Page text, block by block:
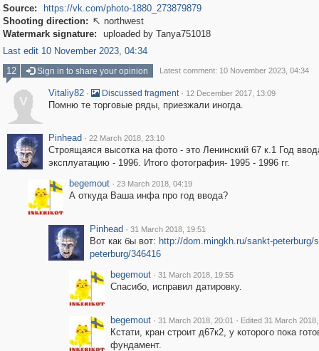
Source:
https://vk.com/photo-1880_273879879
Shooting direction:  northwest
Watermark signature:
uploaded by Tanya751018
Last edit 10 November 2023, 04:34
12
Sign in to share your opinion Latest comment: 10 November 2023, 04:34
V
Vitaliy82 · Discussed fragment · 12 December 2017, 13:09
Помню те торговые ряды, приезжали иногда.
Pinhead · 22 March 2018, 23:10
Строящаяся высотка на фото - это Ленинский 67 к.1 Год
эксплуатацию - 1996. Итого фотография- 1995 - 1996 гг.
begemout · 23 March 2018, 04:19
А откуда Ваша инфа про год ввода?
Pinhead · 31 March 2018, 19:51
Вот как бы вот: http://dom.mingkh.ru/sankt-peterburg/
peterburg/346416
begemout · 31 March 2018, 19:55
Спасибо, исправил датировку.
begemout · 31 March 2018, 20:01 · Edited 31 March
Кстати, кран строит д67к2, у которого пока
фундамент.